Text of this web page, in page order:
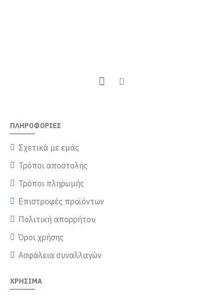
ΠΛΗΡΟΦΟΡΊΕΣ
Σχετικά με εμάς
Τρόποι αποστολής
Τρόποι πληρωμής
Επιστροφές προϊόντων
Πολιτική απορρήτου
Όροι χρήσης
Ασφάλεια συναλλαγών
ΧΡΉΣΙΜΑ